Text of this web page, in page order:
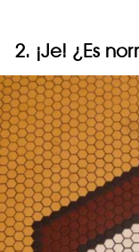
2. ¡Je! ¿Es